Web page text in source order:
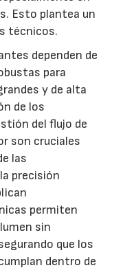
Esto plantea un
técnicos.
dependen de
para
y de alta
de los
del flujo de
son cruciales
las
precisión
permiten
sin
que los
dentro de